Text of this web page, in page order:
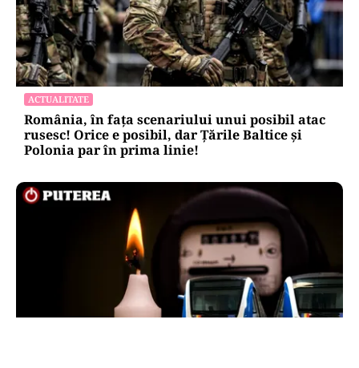
ACTUALITATE
România, în fața scenariului unui posibil atac
rusesc! Orice e posibil, dar Țările Baltice și
Polonia par în prima linie!